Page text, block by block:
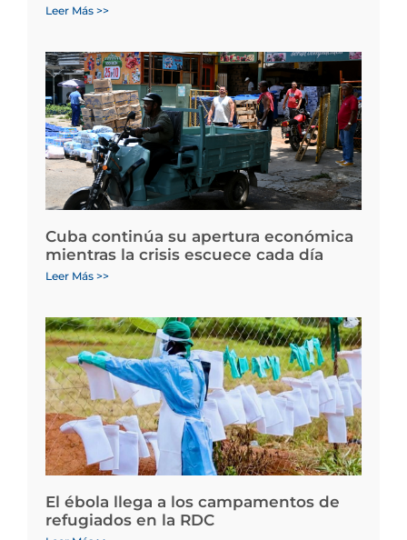
Leer Más >>
Cuba continúa su apertura económica
mientras la crisis escuece cada día
Leer Más >>
El ébola llega a los campamentos de
refugiados en la RDC